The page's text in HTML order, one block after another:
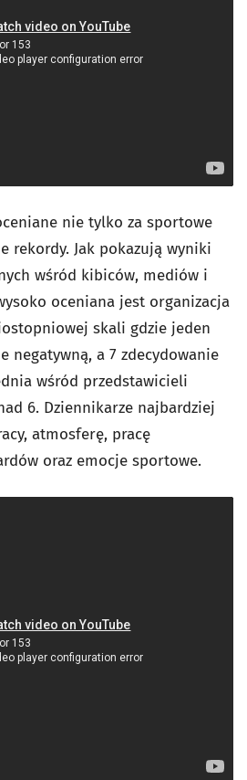
nie tylko za sportowe
rekordy. Jak pokazują wyniki
wśród kibiców, mediów i
oceniana jest organizacja
skali gdzie jeden
negatywną, a 7 zdecydowanie
wśród przedstawicieli
6. Dziennikarze najbardziej
atmosferę, pracę
oraz emocje sportowe.